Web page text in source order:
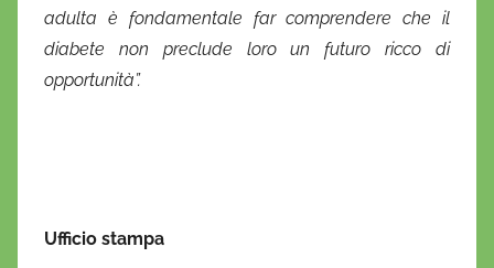
adulta è fondamentale far comprendere che il
diabete non preclude loro un futuro ricco di
opportunità”.
Ufficio stampa